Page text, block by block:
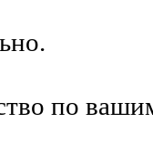
по